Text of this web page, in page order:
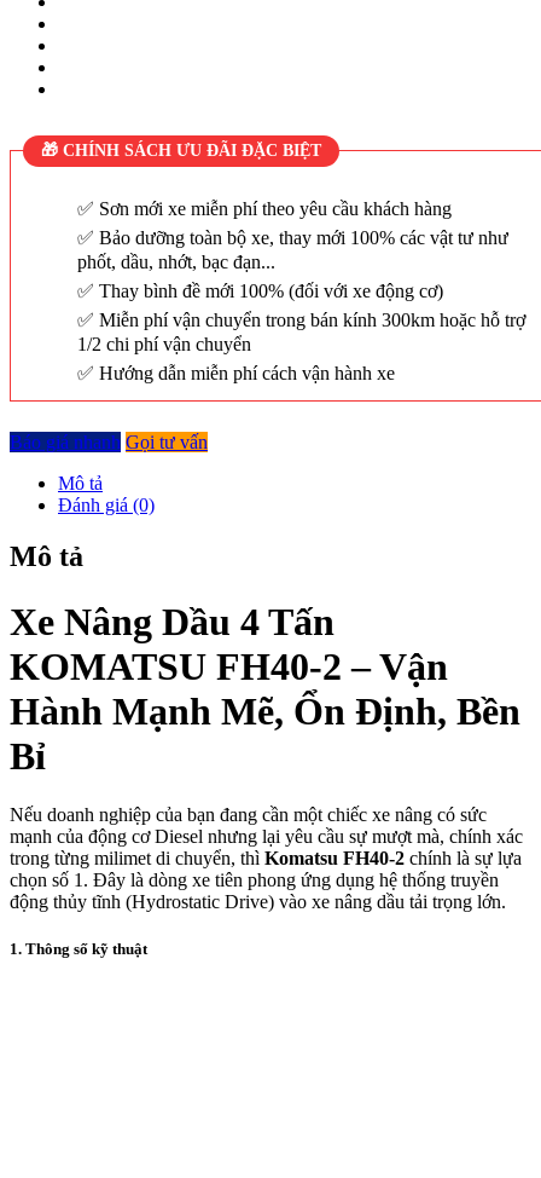
🎁 CHÍNH SÁCH ƯU ĐÃI ĐẶC BIỆT
Sơn mới xe miễn phí theo yêu cầu khách hàng
Bảo dưỡng toàn bộ xe, thay mới 100% các vật tư như
phốt, dầu, nhớt, bạc đạn...
Thay bình đề mới 100% (đối với xe động cơ)
Miễn phí vận chuyển trong bán kính 300km hoặc hỗ trợ
1/2 chi phí vận chuyển
Hướng dẫn miễn phí cách vận hành xe
Báo giá nhanh Gọi tư vấn
Mô tả
Đánh giá (0)
Mô tả
Xe Nâng Dầu 4 Tấn
KOMATSU FH40-2 – Vận
Hành Mạnh Mẽ, Ổn Định, Bền
Bỉ
Nếu doanh nghiệp của bạn đang cần một chiếc xe nâng có sức
mạnh của động cơ Diesel nhưng lại yêu cầu sự mượt mà, chính xác
trong từng milimet di chuyển, thì Komatsu FH40-2 chính là sự lựa
chọn số 1. Đây là dòng xe tiên phong ứng dụng hệ thống truyền
động thủy tĩnh (Hydrostatic Drive) vào xe nâng dầu tải trọng lớn.
1. Thông số kỹ thuật